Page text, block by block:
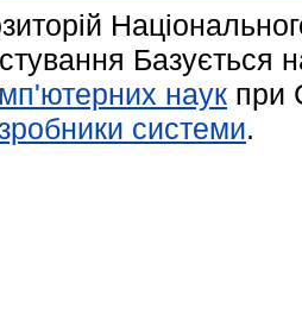
Базується
наук при
системи.